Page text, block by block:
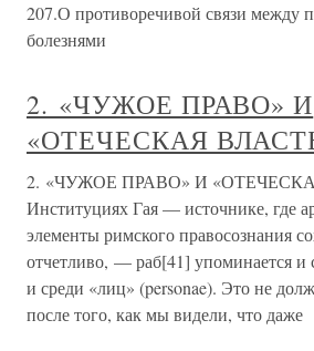
207.О противоречивой связи между
болезнями
2. «ЧУЖОЕ ПРАВО» И
«ОТЕЧЕСКАЯ
2. «ЧУЖОЕ ПРАВО» И
Институциях Гая — источнике, где
элементы римского правосознания
отчетливо, — раб[41] упоминается и
и среди «лиц» (personae). Это не
после того, как мы видели, что даже